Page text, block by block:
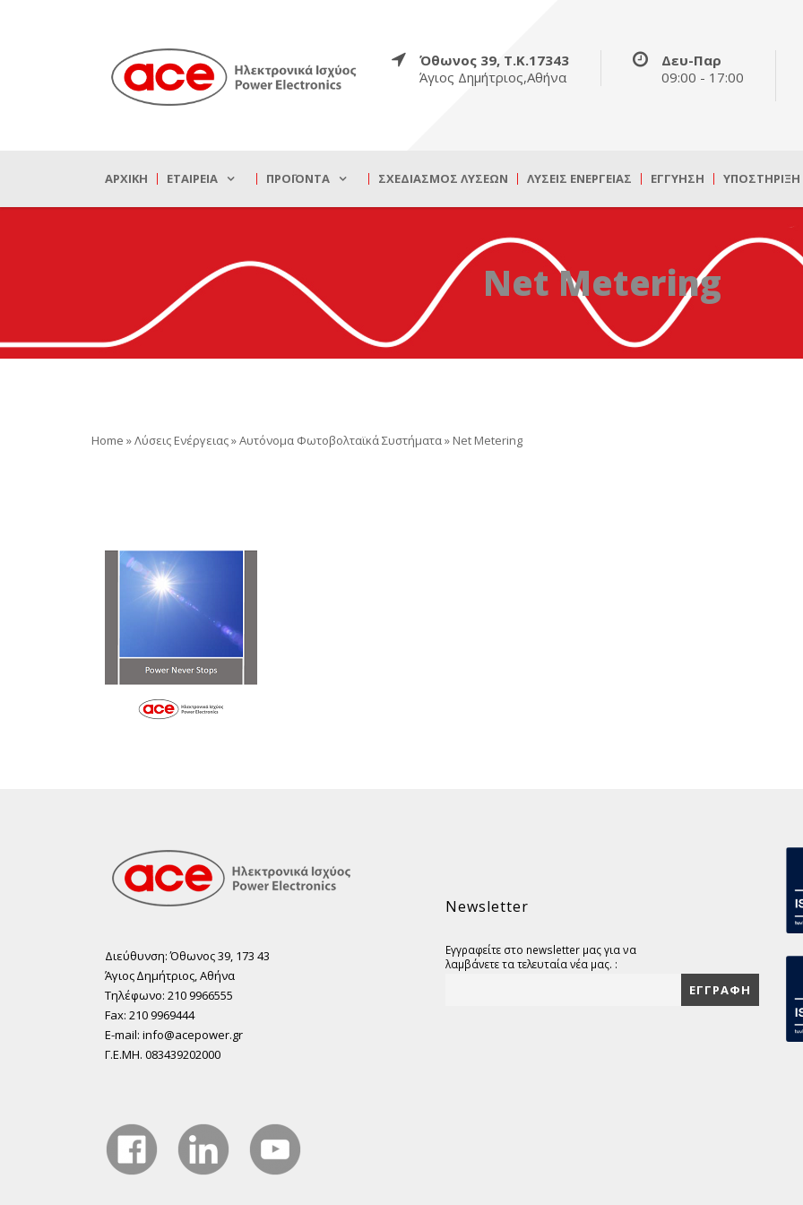
Όθωνος 39, Τ.Κ.17343
Άγιος Δημήτριος,Αθήνα
Δευ-Παρ
09:00 - 17:00
ΑΡΧΙΚΉ ΕΤΑΙΡΕΊΑ ΠΡΟΪΌΝΤΑ ΣΧΕΔΙΑΣΜΌΣ ΛΎΣΕΩΝ ΛΎΣΕΙΣ ΕΝΈΡΓΕΙΑΣ ΕΓΓΎΗΣΗ ΥΠΟΣΤΉΡΙΞΗ
Net Metering
Home »Λύσεις Ενέργειας»Αυτόνομα Φωτοβολταϊκά Συστήματα» Net Metering
Διεύθυνση: Όθωνος 39, 173 43
Άγιος ∆ηµήτριος, Αθήνα
Τηλέφωνο: 210 9966555
Fax: 210 9969444
E-mail: info@acepower.gr
Γ.Ε.ΜΗ. 083439202000
Newsletter
Εγγραφείτε στο newsletter μας για να
λαμβάνετε τα τελευταία νέα μας. :